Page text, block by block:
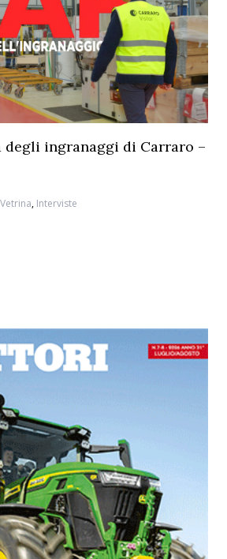
degli ingranaggi di Carraro –
, Interviste